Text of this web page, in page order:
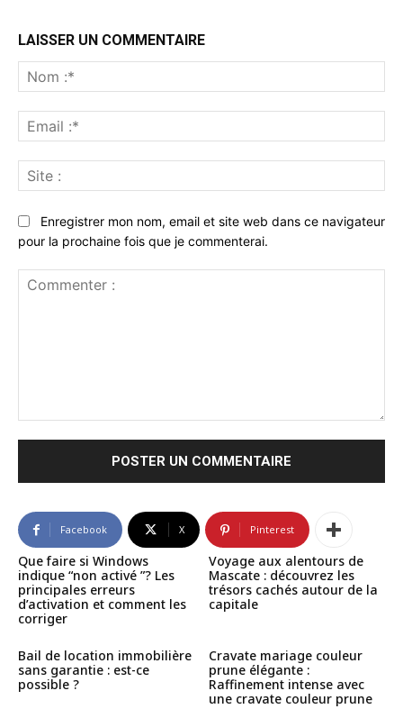
LAISSER UN COMMENTAIRE
:*
:*
:
Enregistrer mon nom, email et site web dans ce navigateur
pour la prochaine fois que je commenterai.
Facebook X Pinterest
Que faire si Windows
indique “non activé ”? Les
principales erreurs
d’activation et comment les
corriger
Voyage aux alentours de
Mascate : découvrez les
trésors cachés autour de la
capitale
Bail de location immobilière
sans garantie : est-ce
possible ?
Cravate mariage couleur
prune élégante :
Raffinement intense avec
une cravate couleur prune